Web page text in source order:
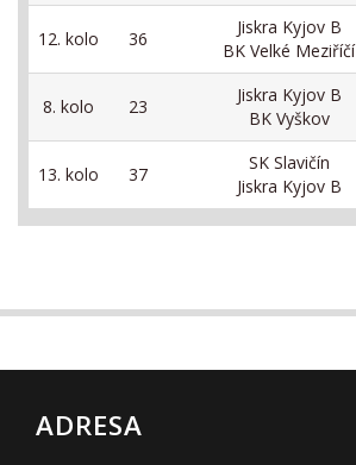
12. kolo 36
Jiskra Kyjov B
BK Velké Meziříčí
8. kolo 23
Jiskra Kyjov B
BK Vyškov
13. kolo 37
SK Slavičín
Jiskra Kyjov B
ADRESA